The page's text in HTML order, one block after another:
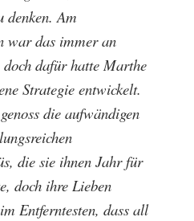
denken. Am
war das immer an
dafür hatte Marthe
Strategie entwickelt.
die aufwändigen
die sie ihnen Jahr für
doch ihre Lieben
Entferntesten, dass all